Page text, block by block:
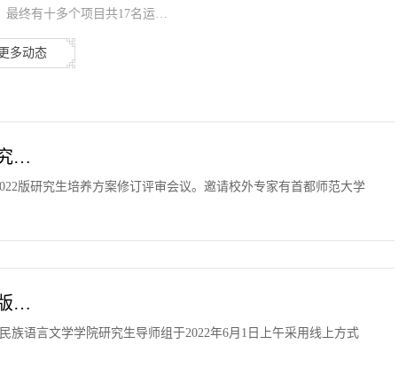
最终有十多个项目共17名运…
更多动态
…
版研究生培养方案修订评审会议。邀请校外专家有首都师范大学
…
族语言文学学院研究生导师组于2022年6月1日上午采用线上方式